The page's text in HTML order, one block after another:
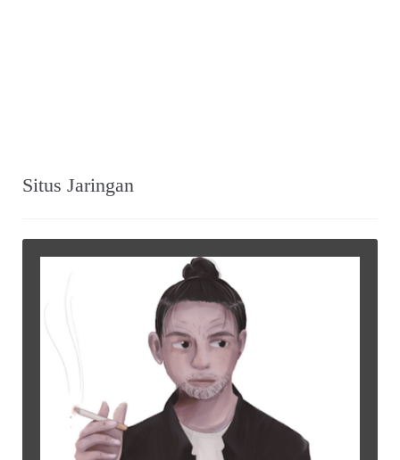
Situs Jaringan